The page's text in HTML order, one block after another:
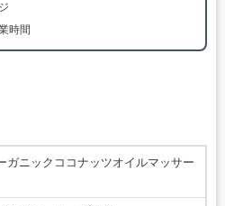
時間
ガニックココナッツオイルマッサー